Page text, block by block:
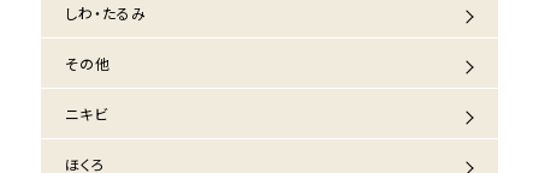
しわ・たるみ
その他
ニキビ
ほくろ